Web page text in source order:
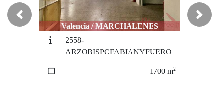
Valencia / MARCHALENES
2558-
ARZOBISPOFABIANYFUERO
1700 m2
Valencia / MARCHALENES
Previous Next